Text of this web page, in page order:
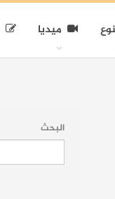
ميديا
البحث